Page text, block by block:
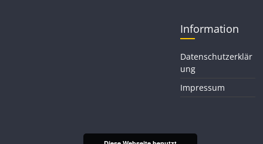
Information
Datenschutzerklär
ung
Impressum